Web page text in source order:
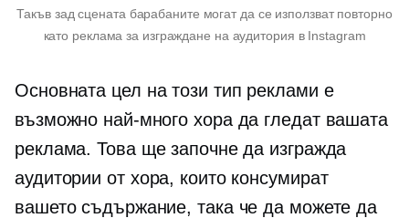
Такъв зад сцената барабаните могат да се използват повторно
като реклама за изграждане на аудитория в Instagram
Основната цел на този тип реклами е
възможно най-много хора да гледат вашата
реклама. Това ще започне да изгражда
аудитории от хора, които консумират
вашето съдържание, така че да можете да